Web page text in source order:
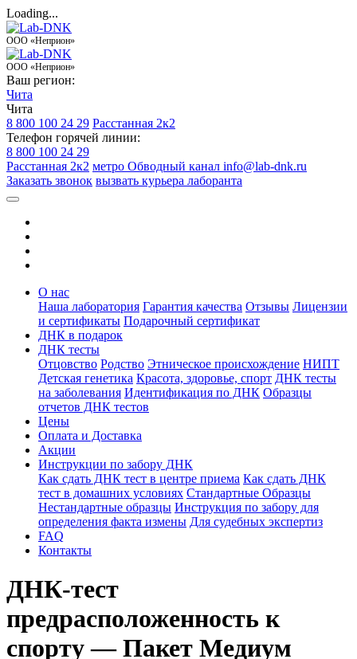
Loading...
ООО «Неприон»
ООО «Неприон»
Ваш регион:
Чита
Чита
8 800 100 24 29 Расстанная 2к2
Телефон горячей линии:
8 800 100 24 29
Расстанная 2к2 метро Обводный канал info@lab-dnk.ru
Заказать звонок вызвать курьера лаборанта
О нас
Наша лаборатория Гарантия качества Отзывы Лицензии
и сертификаты Подарочный сертификат
ДНК в подарок
ДНК тесты
Отцовство Родство Этническое происхождение НИПТ
Детская генетика Красота, здоровье, спорт ДНК тесты
на заболевания Идентификация по ДНК Образцы
отчетов ДНК тестов
Цены
Оплата и Доставка
Акции
Инструкции по забору ДНК
Как сдать ДНК тест в центре приема Как сдать ДНК
тест в домашних условиях Стандартные Образцы
Нестандартные образцы Инструкция по забору для
определения факта измены Для судебных экспертиз
FAQ
Контакты
ДНК-тест
предрасположенность к
спорту — Пакет Медиум